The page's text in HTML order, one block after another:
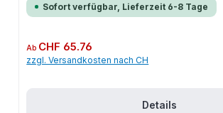
Sofort verfügbar, Lieferzeit 6-8 Tage
Regulärer Preis:
Ab CHF 65.76
zzgl. Versandkosten nach CH
Details